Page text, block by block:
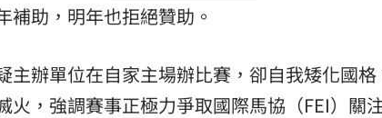
補助，明年也拒絕贊助。
主辦單位在自家主場辦比賽，卻自我矮化國格
，強調賽事正極力爭取國際馬協（FEI）關